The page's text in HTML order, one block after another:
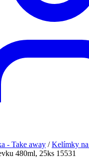
- Take away /Kelímky
480ml, 25ks 15531